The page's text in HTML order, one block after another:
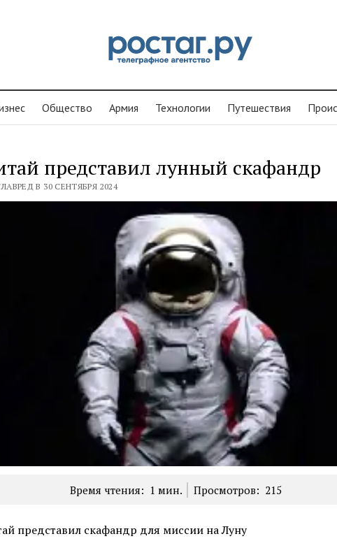
Общество Армия Технологии Путешествия
представил лунный скафандр
В 30 СЕНТЯБРЯ 2024
Время чтения: 1 мин. Просмотров: 215
представил скафандр для миссии на Луну